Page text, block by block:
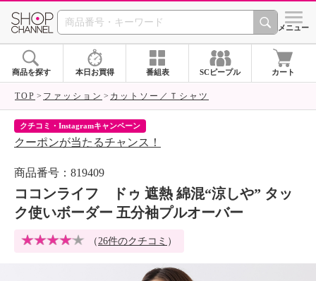
SHOP CHANNEL シメニュー
商品を探す 本日お買得 番組表 SCピープル カート
TOP ファッション カットソー／Ｔシャツ
クチコミ・Instagramキャンペーン
クーポンが当たるチャンス！
商品番号：819409
ココンライフ ドゥ 遮熱 綿混“涼しや” タッ
ク使いボーダー 五分袖プルオーバー
（26件のクチコミ ）